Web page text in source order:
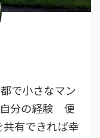
で小さなマン
自分の経験 便
有できれば幸